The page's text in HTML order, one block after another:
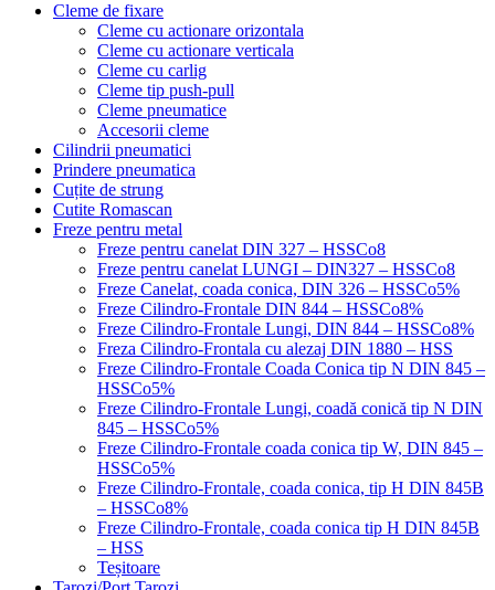
Cleme de fixare
Cleme cu actionare orizontala
Cleme cu actionare verticala
Cleme cu carlig
Cleme tip push-pull
Cleme pneumatice
Accesorii cleme
Cilindrii pneumatici
Prindere pneumatica
Cuțite de strung
Cutite Romascan
Freze pentru metal
Freze pentru canelat DIN 327 – HSSCo8
Freze pentru canelat LUNGI – DIN327 – HSSCo8
Freze Canelat, coada conica, DIN 326 – HSSCo5%
Freze Cilindro-Frontale DIN 844 – HSSCo8%
Freze Cilindro-Frontale Lungi, DIN 844 – HSSCo8%
Freza Cilindro-Frontala cu alezaj DIN 1880 – HSS
Freze Cilindro-Frontale Coada Conica tip N DIN 845 –
HSSCo5%
Freze Cilindro-Frontale Lungi, coadă conică tip N DIN
845 – HSSCo5%
Freze Cilindro-Frontale coada conica tip W, DIN 845 –
HSSCo5%
Freze Cilindro-Frontale, coada conica, tip H DIN 845B
– HSSCo8%
Freze Cilindro-Frontale, coada conica tip H DIN 845B
– HSS
Teșitoare